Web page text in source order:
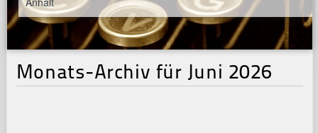
Monats-Archiv für Juni 2026